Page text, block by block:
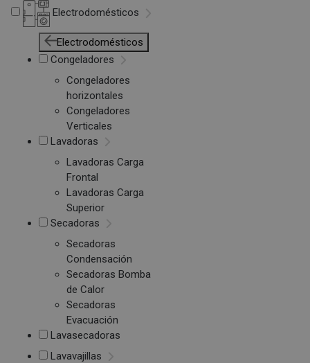
Electrodomésticos
Electrodomésticos
Congeladores
Congeladores
horizontales
Congeladores
Verticales
Lavadoras
Lavadoras Carga
Frontal
Lavadoras Carga
Superior
Secadoras
Secadoras
Condensación
Secadoras Bomba
de Calor
Secadoras
Evacuación
Lavasecadoras
Lavavajillas